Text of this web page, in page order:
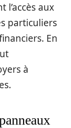
aux
particuliers
En
à